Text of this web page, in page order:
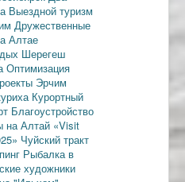
Выездной туризм
Дружественные
Алтае
Шерегеш
Оптимизация
Эрчим
Курортный
Благоустройство
на Алтай «Visit
Чуйский тракт
Рыбалка в
художники